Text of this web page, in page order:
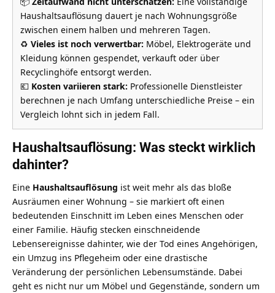
Haushaltsauflösung dauert je nach Wohnungsgröße
zwischen einem halben und mehreren Tagen.
♻️ Vieles ist noch verwertbar: Möbel, Elektrogeräte und
Kleidung können gespendet, verkauft oder über
Recyclinghöfe entsorgt werden.
💶 Kosten variieren stark: Professionelle Dienstleister
berechnen je nach Umfang unterschiedliche Preise – ein
Vergleich lohnt sich in jedem Fall.
Haushaltsauflösung: Was steckt wirklich
dahinter?
Eine Haushaltsauflösung ist weit mehr als das bloße
Ausräumen einer Wohnung – sie markiert oft einen
bedeutenden Einschnitt im Leben eines Menschen oder
einer Familie. Häufig stecken einschneidende
Lebensereignisse dahinter, wie der Tod eines Angehörigen,
ein Umzug ins Pflegeheim oder eine drastische
Veränderung der persönlichen Lebensumstände. Dabei
geht es nicht nur um Möbel und Gegenstände, sondern um